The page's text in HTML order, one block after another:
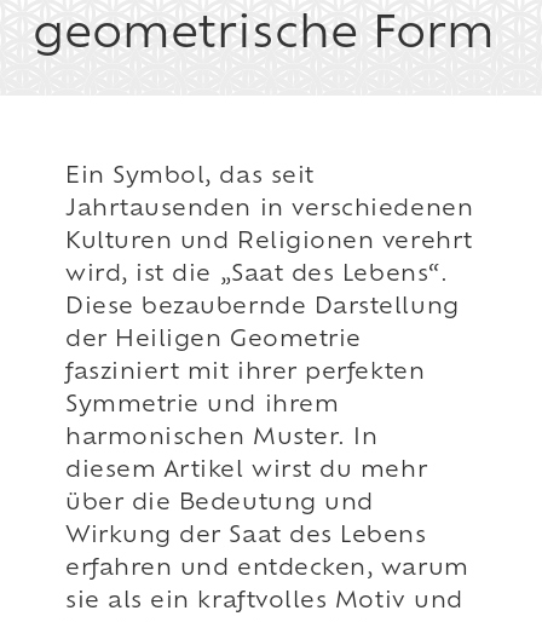
geometrische Form
Ein Symbol, das seit
Jahrtausenden in verschiedenen
Kulturen und Religionen verehrt
wird, ist die „Saat des Lebens“.
Diese bezaubernde Darstellung
der Heiligen Geometrie
fasziniert mit ihrer perfekten
Symmetrie und ihrem
harmonischen Muster. In
diesem Artikel wirst du mehr
über die Bedeutung und
Wirkung der Saat des Lebens
erfahren und entdecken, warum
sie als ein kraftvolles Motiv und